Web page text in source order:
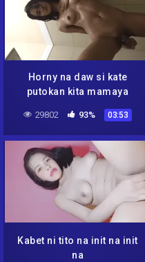
Horny na daw si kate
putokan kita mamaya
29802 93% 03:53
Kabet ni tito na init na init
na